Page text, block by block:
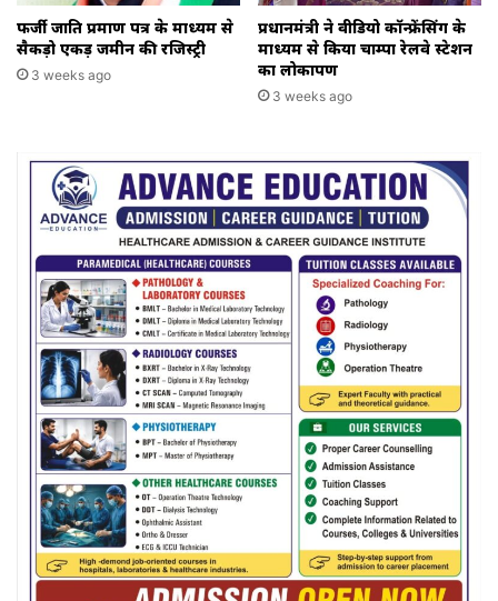
फर्जी जाति प्रमाण पत्र के माध्यम से
सैकड़ो एकड़ जमीन की रजिस्ट्री
3 weeks ago
प्रधानमंत्री ने वीडियो कॉन्फ्रेंसिंग के
माध्यम से किया चाम्पा रेलवे स्टेशन
का लोकार्पण
3 weeks ago